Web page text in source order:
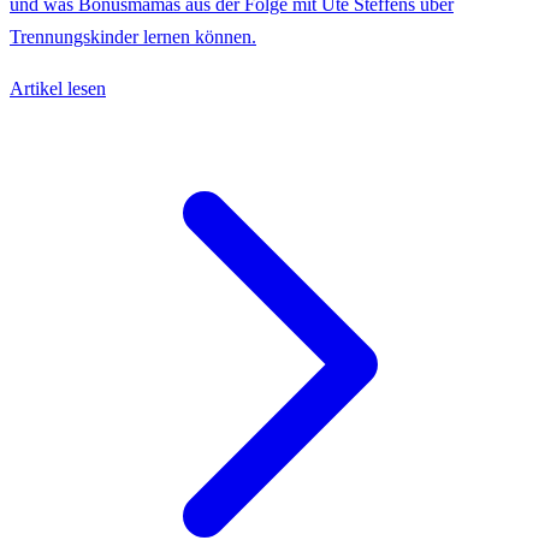
Trennungskinder lernen können.
Artikel lesen